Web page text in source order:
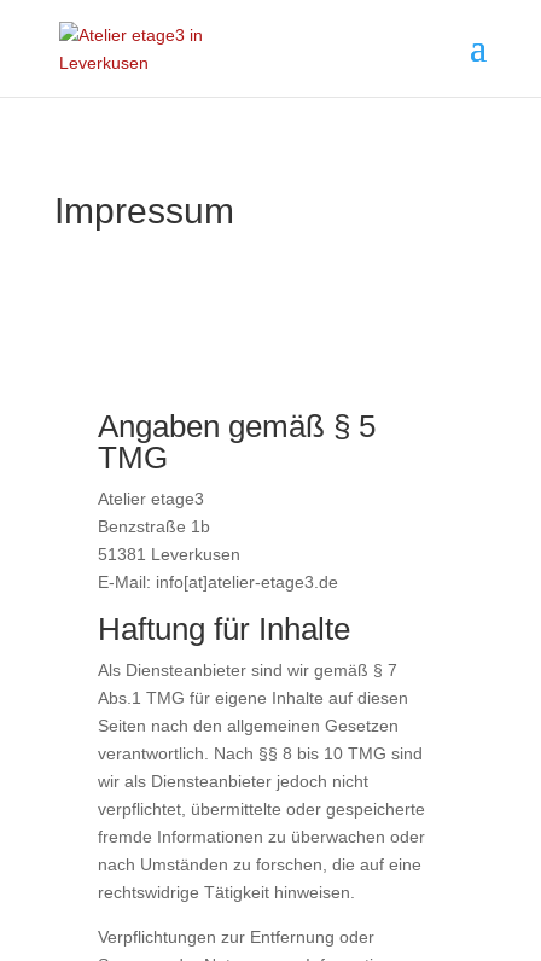
Impressum
Angaben gemäß § 5
TMG
Atelier etage3
Benzstraße 1b
51381 Leverkusen
E-Mail: info[at]atelier-etage3.de
Haftung für Inhalte
Als Diensteanbieter sind wir gemäß § 7
Abs.1 TMG für eigene Inhalte auf diesen
Seiten nach den allgemeinen Gesetzen
verantwortlich. Nach §§ 8 bis 10 TMG sind
wir als Diensteanbieter jedoch nicht
verpflichtet, übermittelte oder gespeicherte
fremde Informationen zu überwachen oder
nach Umständen zu forschen, die auf eine
rechtswidrige Tätigkeit hinweisen.
Verpflichtungen zur Entfernung oder